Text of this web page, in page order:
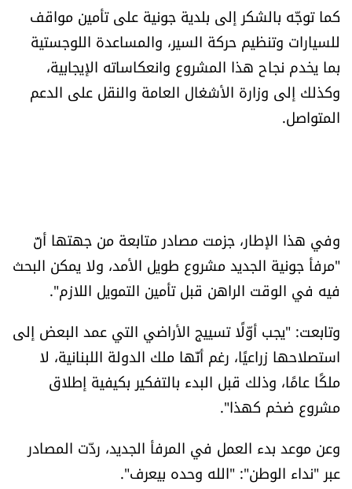
كما توجّه بالشكر إلى بلدية جونية على تأمين مواقف
للسيارات وتنظيم حركة السير، والمساعدة اللوجستية
بما يخدم نجاح هذا المشروع وانعكاساته الإيجابية،
وكذلك إلى وزارة الأشغال العامة والنقل على الدعم
المتواصل.
وفي هذا الإطار، جزمت مصادر متابعة من جهتها أنّ
"مرفأ جونية الجديد مشروع طويل الأمد، ولا يمكن البحث
فيه في الوقت الراهن قبل تأمين التمويل اللازم".
وتابعت: "يجب أوّلًا تسييج الأراضي التي عمد البعض إلى
استصلاحها زراعيًا، رغم أنّها ملك الدولة اللبنانية، لا
ملكًا عامًا، وذلك قبل البدء بالتفكير بكيفية إطلاق
مشروع ضخم كهذا".
وعن موعد بدء العمل في المرفأ الجديد، ردّت المصادر
عبر "نداء الوطن": "الله وحده بيعرف".